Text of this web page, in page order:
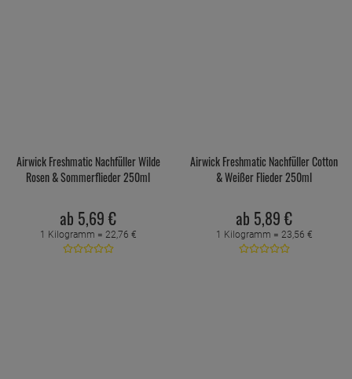
Airwick Freshmatic Nachfüller Wilde
Rosen & Sommerflieder 250ml
ab 5,69 €
1 Kilogramm = 22,76 €
Airwick Freshmatic Nachfüller Cotton
& Weißer Flieder 250ml
ab 5,89 €
1 Kilogramm = 23,56 €